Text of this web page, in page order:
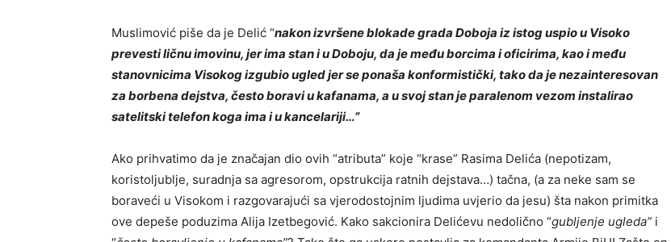
Muslimović piše da je Delić “nakon izvršene blokade grada Doboja iz istog uspio u Visoko
prevesti ličnu imovinu, jer ima stan i u Doboju, da je među borcima i oficirima, kao i među
stanovnicima Visokog izgubio ugled jer se ponaša konformistički, tako da je nezainteresovan
za borbena dejstva, često boravi u kafanama, a u svoj stan je paralenom vezom instalirao
satelitski telefon koga ima i u kancelariji…”
Ako prihvatimo da je značajan dio ovih “atributa” koje “krase” Rasima Delića (nepotizam,
koristoljublje, suradnja sa agresorom, opstrukcija ratnih dejstava…) tačna, (a za neke sam se
boraveći u Visokom i razgovarajući sa vjerodostojnim ljudima uvjerio da jesu) šta nakon primitka
ove depeše poduzima Alija Izetbegović. Kako sakcionira Delićevu nedolično “gubljenje ugleda” i